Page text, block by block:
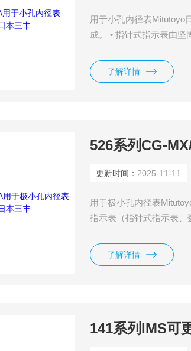
用于小孔内径表Mitutoyo
成。 • 指针式指示表由
示表，请与三丰公司联系
了解详情
更新时间： 2025-11-11
用于极小孔内径表
指示表（指针式指示表
了解详情